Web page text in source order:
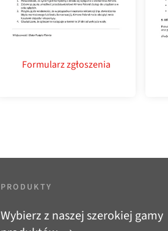
Formularz zgłoszenia
PRODUKTY
Wybierz z naszej szerokiej gamy